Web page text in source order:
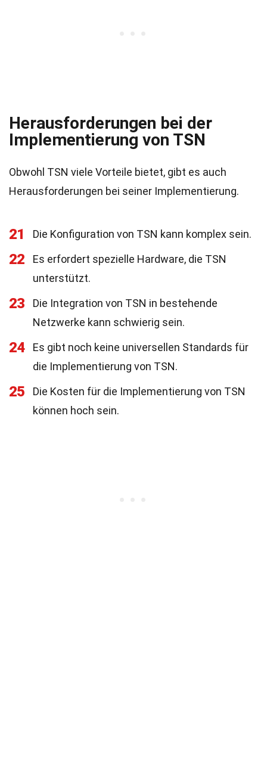
Herausforderungen bei der
Implementierung von TSN
Obwohl TSN viele Vorteile bietet, gibt es auch
Herausforderungen bei seiner Implementierung.
21 Die Konfiguration von TSN kann komplex sein.
22
Es erfordert spezielle Hardware, die TSN
unterstützt.
23
Die Integration von TSN in bestehende
Netzwerke kann schwierig sein.
24
Es gibt noch keine universellen Standards für
die Implementierung von TSN.
25
Die Kosten für die Implementierung von TSN
können hoch sein.